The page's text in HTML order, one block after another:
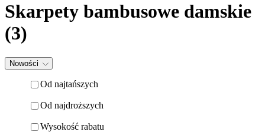
Skarpety bambusowe damskie
(3)
Nowości
Od najtańszych
Od najdroższych
Wysokość rabatu